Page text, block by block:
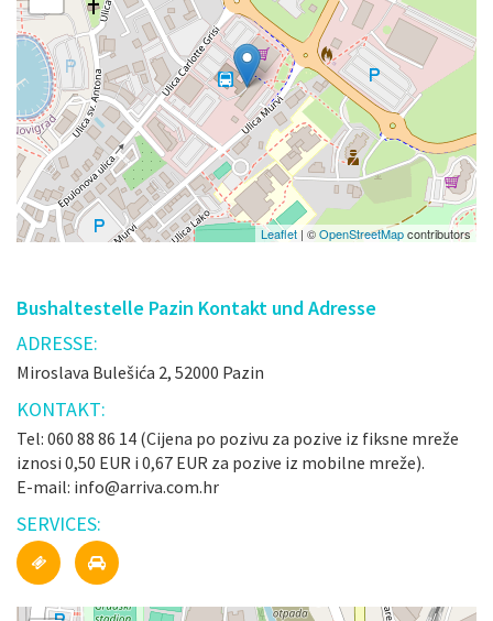
Leaflet | ©OpenStreetMapcontributors
Bushaltestelle Pazin Kontakt und Adresse
ADRESSE:
Miroslava Bulešića 2, 52000 Pazin
KONTAKT:
Tel: 060 88 86 14 (Cijena po pozivu za pozive iz fiksne mreže
iznosi 0,50 EUR i 0,67 EUR za pozive iz mobilne mreže).
E-mail: info@arriva.com.hr
SERVICES: